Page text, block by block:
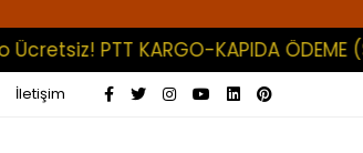
PTT KARGO-KAPIDA ÖDEME
İletişim